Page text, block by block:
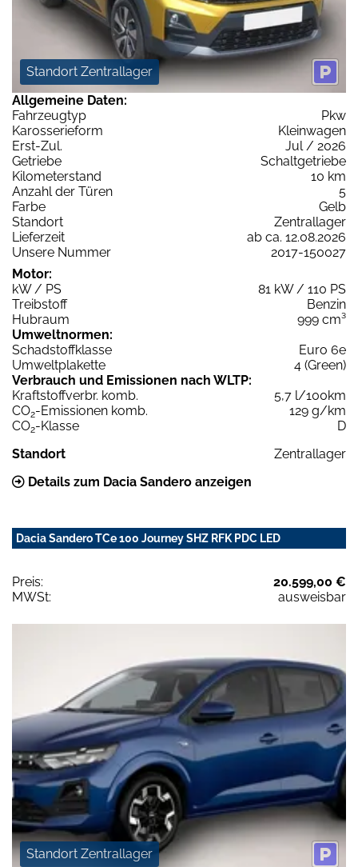
Standort Zentrallager
Allgemeine Daten:
Fahrzeugtyp
Pkw
Karosserieform
Kleinwagen
Erst-Zul.
Jul / 2026
Getriebe
Schaltgetriebe
Kilometerstand
10 km
Anzahl der Türen
5
Farbe
Gelb
Standort
Zentrallager
Lieferzeit
ab ca. 12.08.2026
Unsere Nummer
2017-150027
Motor:
kW / PS
81 kW / 110 PS
Treibstoff
Benzin
Hubraum
999 cm³
Umweltnormen:
Schadstoffklasse
Euro 6e
Umweltplakette
4 (Green)
Verbrauch und Emissionen nach WLTP:
Kraftstoffverbr. komb.
5,7 l/100km
CO2-Emissionen komb.
129 g/km
CO2-Klasse
D
Standort
Zentrallager
Details zum Dacia Sandero anzeigen
Dacia Sandero TCe 100 Journey SHZ RFK PDC LED
Preis:
20.599,00 €
MWSt:
ausweisbar
Standort Zentrallager